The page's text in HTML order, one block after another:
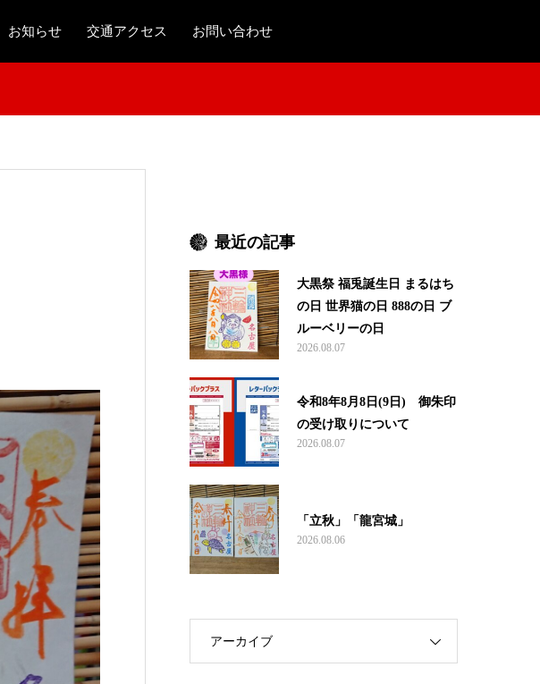
お知らせ 交通アクセス お問い合わせ
最近の記事
大黒祭 福兎誕生日 まるはち
の日 世界猫の日 888の日 ブ
ルーベリーの日
2026.08.07
令和8年8月8日(9日) 御朱印
の受け取りについて
2026.08.07
「立秋」「龍宮城」
2026.08.06
アーカイブ